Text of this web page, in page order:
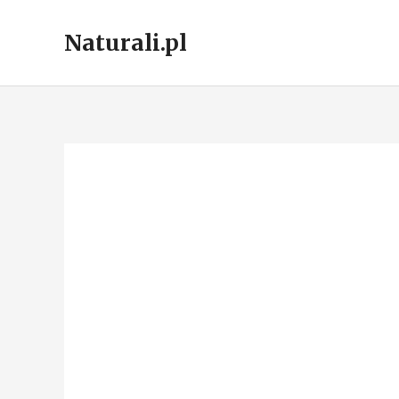
Naturali.pl